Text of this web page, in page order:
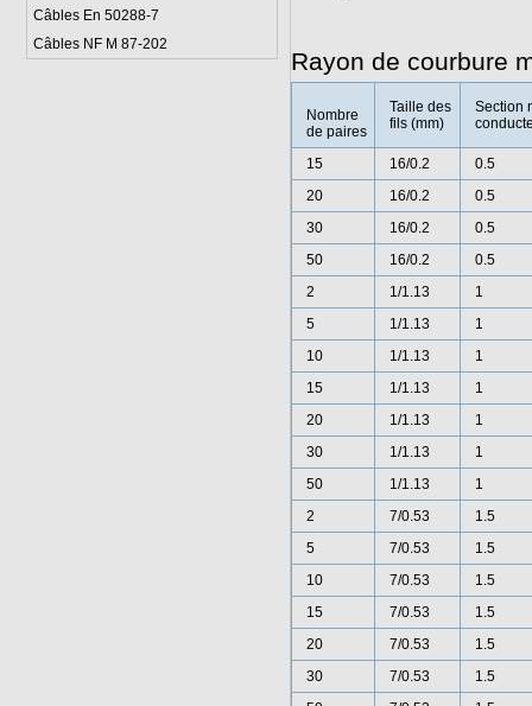
Câbles En 50288-7
Câbles NF M 87-202
Rayon de courbure
Nombre
de paires
Taille des
fils (mm)
Section
15 16/0.2
0.5
20
16/0.2
0.5
30
16/0.2
0.5
50
16/0.2
0.5
2
1/1.13
1
5
1/1.13
1
10
1/1.13
1
15
1/1.13
1
20
1/1.13
1
30
1/1.13
1
50
1/1.13
1
2
7/0.53
1.5
5
7/0.53
1.5
10
7/0.53
1.5
15
7/0.53
1.5
20
7/0.53
1.5
30
7/0.53
1.5